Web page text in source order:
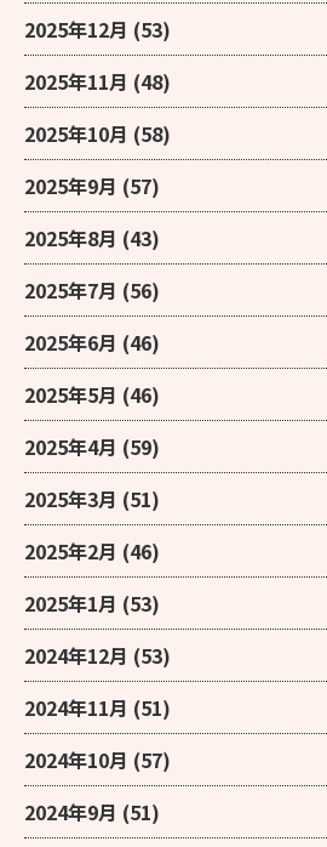
2025年12月 (53)
2025年11月 (48)
2025年10月 (58)
2025年9月 (57)
2025年8月 (43)
2025年7月 (56)
2025年6月 (46)
2025年5月 (46)
2025年4月 (59)
2025年3月 (51)
2025年2月 (46)
2025年1月 (53)
2024年12月 (53)
2024年11月 (51)
2024年10月 (57)
2024年9月 (51)